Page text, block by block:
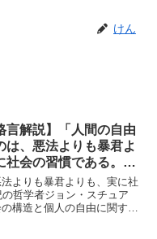
けん
言解説】「人間の自由
は、悪法よりも暴君よ
社会の習慣である。」
い意味と得られる教
よりも暴君よりも、実に社
哲学者ジョン・スチュア
構造と個人の自由に関する